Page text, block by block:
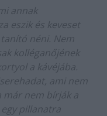
annak
eszik és keveset
néni. Nem
kolléganőjének
a kávéjába.
ami nem
már nem bírják a
pillanatra